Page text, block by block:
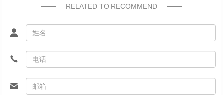
RELATED TO RECOMMEND